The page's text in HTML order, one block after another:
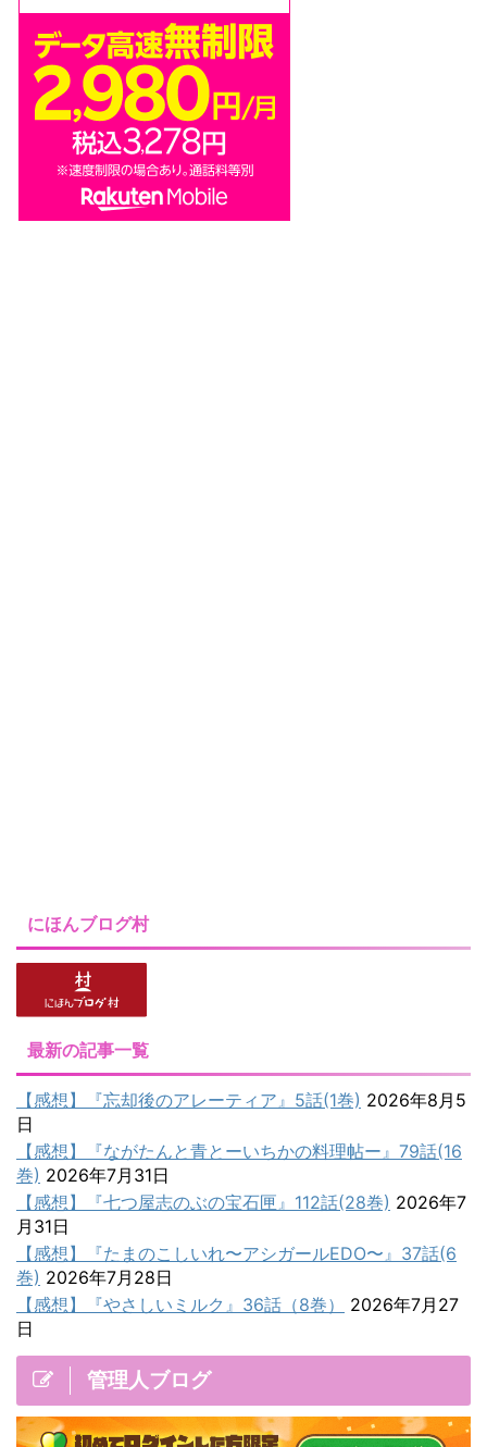
にほんブログ村
最新の記事一覧
【感想】『忘却後のアレーティア』5話(1巻) 2026年8月5
日
【感想】『ながたんと青とーいちかの料理帖ー』79話(16
巻) 2026年7月31日
【感想】『七つ屋志のぶの宝石匣』112話(28巻) 2026年7
月31日
【感想】『たまのこしいれ〜アシガールEDO〜』37話(6
巻) 2026年7月28日
【感想】『やさしいミルク』36話（8巻）
2026年7月27
日
管理人ブログ